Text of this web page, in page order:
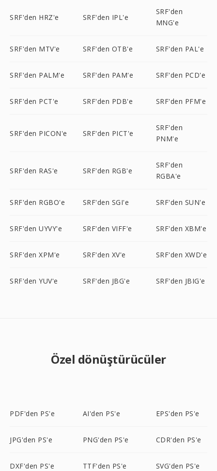
SRF'den HRZ'e SRF'den IPL'e
SRF'den
MNG'e
SRF'den MTV'e SRF'den OTB'e SRF'den PAL'e
SRF'den PALM'e SRF'den PAM'e SRF'den PCD'e
SRF'den PCT'e SRF'den PDB'e SRF'den PFM'e
SRF'den PICON'e SRF'den PICT'e
SRF'den
PNM'e
SRF'den RAS'e SRF'den RGB'e
SRF'den
RGBA'e
SRF'den RGBO'e SRF'den SGI'e SRF'den SUN'e
SRF'den UYVY'e SRF'den VIFF'e SRF'den XBM'e
SRF'den XPM'e SRF'den XV'e SRF'den XWD'e
SRF'den YUV'e SRF'den JBG'e SRF'den JBIG'e
Özel dönüştürücüler
PDF'den PS'e AI'den PS'e EPS'den PS'e
JPG'den PS'e PNG'den PS'e CDR'den PS'e
DXF'den PS'e TTF'den PS'e SVG'den PS'e